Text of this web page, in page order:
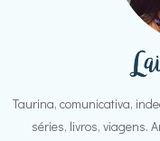
Taurina, comunicativa,
séries, livros, viagens.